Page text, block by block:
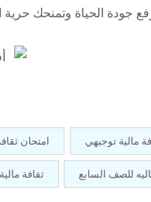
الحياة وتمنحك حرية
مالية توجيهي امتحان ثقافة
للصف السابع ثقافة مالية